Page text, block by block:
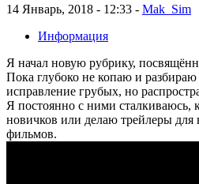
14 Январь, 2018 - 12:33 - Mak_Sim
Информация
Я начал новую рубрику,
Пока глубоко не копаю и
исправление грубых, но
Я постоянно с ними сталкиваюсь,
новичков или делаю трейлеры
фильмов.